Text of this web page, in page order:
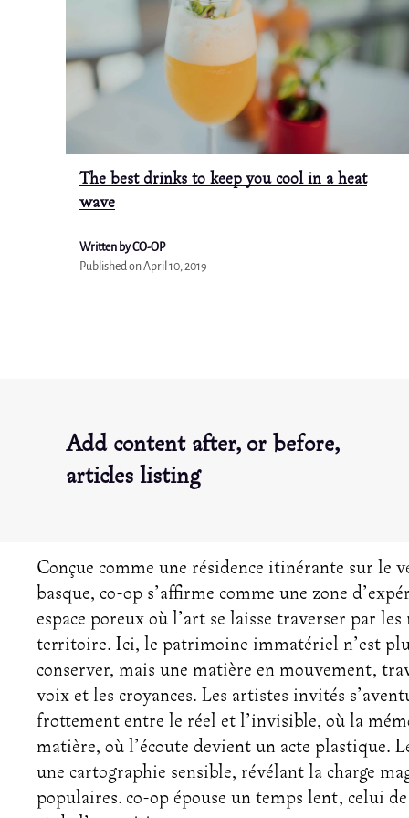
The best drinks to keep you cool in a heat
wave
Written by CO-OP
Published onApril 10, 2019
Add content after, or before,
articles listing
Conçue comme une résidence itinérante sur le
basque, co-op s’affirme comme une zone
espace poreux où l’art se laisse traverser par
territoire. Ici, le patrimoine immatériel n’est
conserver, mais une matière en mouvement,
voix et les croyances. Les artistes invités
frottement entre le réel et l’invisible, où la
matière, où l’écoute devient un acte plastique.
une cartographie sensible, révélant la charge
populaires. co-op épouse un temps lent, celui